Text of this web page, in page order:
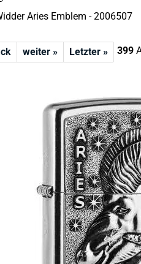
Aries Emblem - 2006507
weiter » Letzter » 399